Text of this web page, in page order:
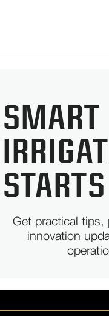
SMART
Get practical tips,
innovation